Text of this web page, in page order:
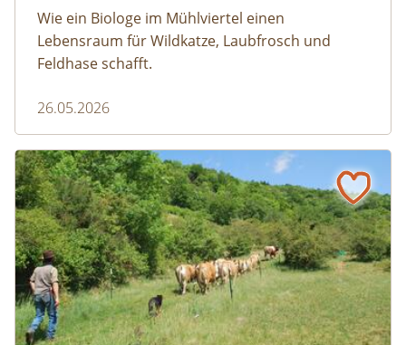
Wie ein Biologe im Mühlviertel einen
Lebensraum für Wildkatze, Laubfrosch und
Feldhase schafft.
26.05.2026
Naturmagazin: Warum die Berghexe Rinder braucht
Warum die Berghexe Rinder braucht